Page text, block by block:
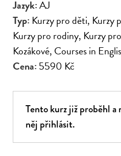
Franchise
Akademie
Jazyk:AJ
Typ: Kurzy pro děti, Kurzy
Kurzy pro rodiny, Kurzy
Kozákové, Courses in
Cena: 5590 Kč
Tento kurz již proběhl a
něj přihlásit.